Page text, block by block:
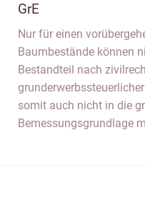
GrE
Nur für einen
Baumbestände können
Bestandteil nach
somit auch nicht in die
Bemessungsgrundlage